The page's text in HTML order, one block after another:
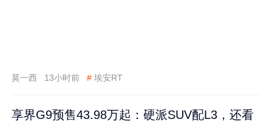
莫一西 13小时前 # 埃安RT
享界G9预售43.98万起：硬派SUV配L3，还看